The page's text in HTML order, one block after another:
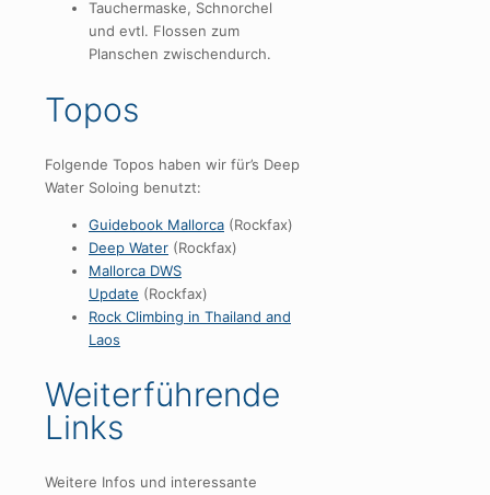
Tauchermaske, Schnorchel
und evtl. Flossen zum
Planschen zwischendurch.
Topos
Folgende Topos haben wir für’s Deep
Water Soloing benutzt:
Guidebook Mallorca (Rockfax)
Deep Water (Rockfax)
Mallorca DWS
Update (Rockfax)
Rock Climbing in Thailand and
Laos
Weiterführende
Links
Weitere Infos und interessante